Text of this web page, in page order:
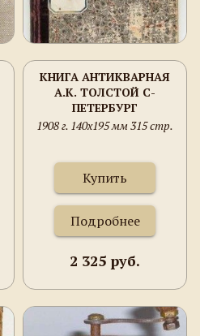
КНИГА АНТИКВАРНАЯ
А.К. ТОЛСТОЙ С-
ПЕТЕРБУРГ
1908 г. 140х195 мм 315 стр.
Купить
Подробнее
2 325 руб.